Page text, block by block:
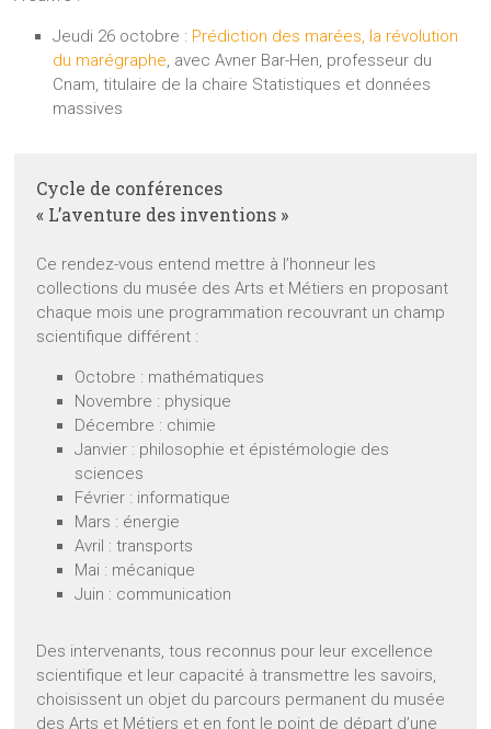
Jeudi 26 octobre : Prédiction des marées, la révolution
du marégraphe, avec Avner Bar-Hen, professeur du
Cnam, titulaire de la chaire Statistiques et données
massives
Cycle de conférences
« L’aventure des inventions »
Ce rendez-vous entend mettre à l’honneur les
collections du musée des Arts et Métiers en proposant
chaque mois une programmation recouvrant un champ
scientifique différent :
Octobre : mathématiques
Novembre : physique
Décembre : chimie
Janvier : philosophie et épistémologie des
sciences
Février : informatique
Mars : énergie
Avril : transports
Mai : mécanique
Juin : communication
Des intervenants, tous reconnus pour leur excellence
scientifique et leur capacité à transmettre les savoirs,
choisissent un objet du parcours permanent du musée
des Arts et Métiers et en font le point de départ d’une